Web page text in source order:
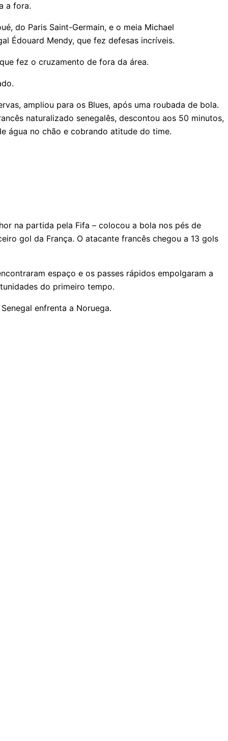
a fora.
do Paris Saint-Germain, e o meia Michael
Édouard Mendy, que fez defesas incríveis.
fez o cruzamento de fora da área.
ampliou para os Blues, após uma roubada de bola.
naturalizado senegalês, descontou aos 50 minutos,
água no chão e cobrando atitude do time.
na partida pela Fifa – colocou a bola nos pés de
gol da França. O atacante francês chegou a 13 gols
espaço e os passes rápidos empolgaram a
do primeiro tempo.
enfrenta a Noruega.